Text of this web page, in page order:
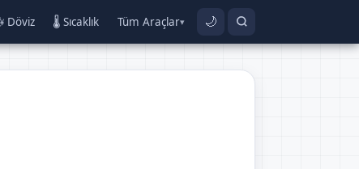
Döviz 🌡️ Sıcaklık Tüm Araçlar▾ 🌙